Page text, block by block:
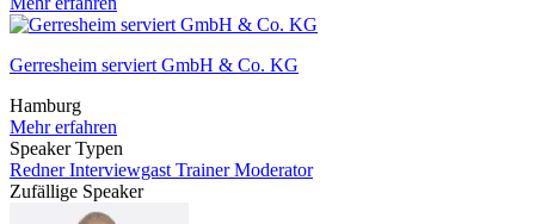
Gerresheim serviert GmbH & Co. KG
Hamburg
Mehr erfahren
Speaker Typen
RednerInterviewgast TrainerModerator
Zufällige Speaker